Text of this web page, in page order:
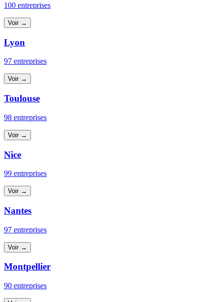
100 entreprises
Voir →
Lyon
97 entreprises
Voir →
Toulouse
98 entreprises
Voir →
Nice
99 entreprises
Voir →
Nantes
97 entreprises
Voir →
Montpellier
90 entreprises